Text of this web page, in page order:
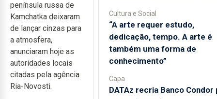
península russa de
Kamchatka deixaram
de lançar cinzas para
a atmosfera,
anunciaram hoje as
autoridades locais
citadas pela agência
Ria-Novosti.
Cultura e Social
“A arte requer estudo,
dedicação, tempo. A arte é
também uma forma de
conhecimento”
Capa
DATAz recria Banco Condor